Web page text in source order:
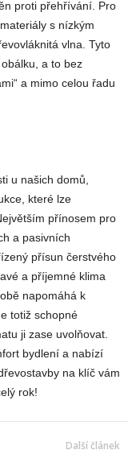
proti přehřívání. Pro
s nízkým
vlna. Tyto
a to bez
a mimo celou řadu
u našich domů,
které lze
přínosem pro
a pasivních
přísun čerstvého
a příjemné klima
napomáhá k
totiž schopné
ji zase uvolňovat.
bydlení a nabízí
na klíč vám
rok!
Další článek